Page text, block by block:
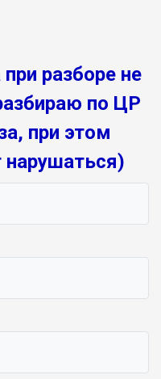
разборе не
по ЦР
при этом